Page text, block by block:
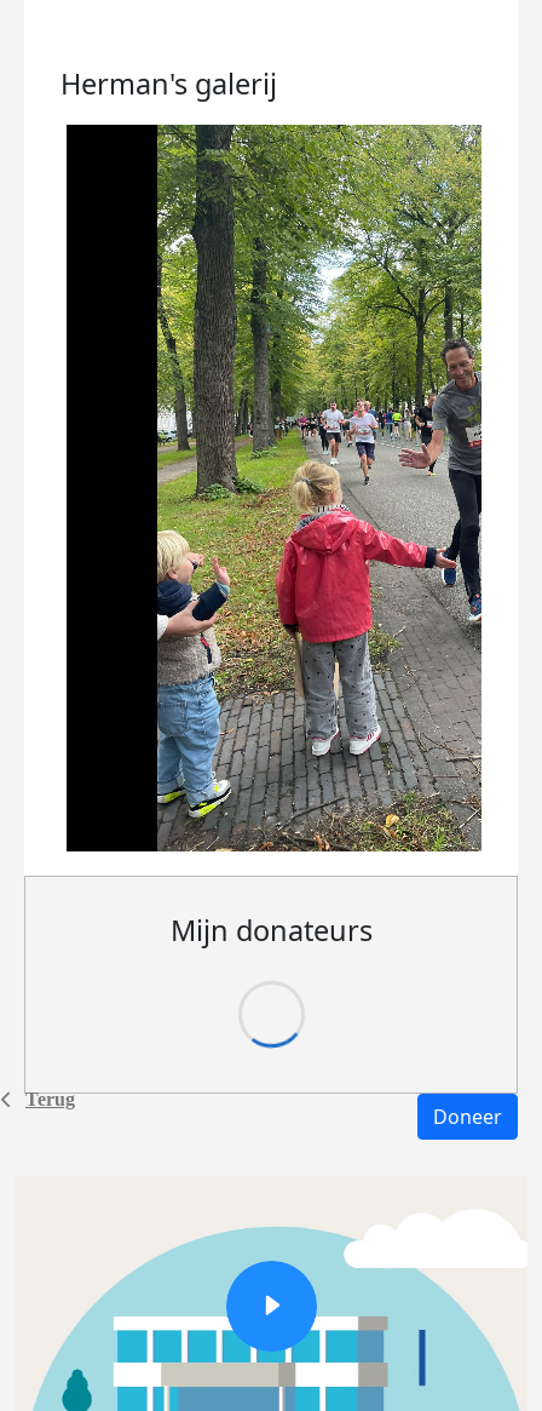
Terug
Herman's galerij
Mijn donateurs
Doneer